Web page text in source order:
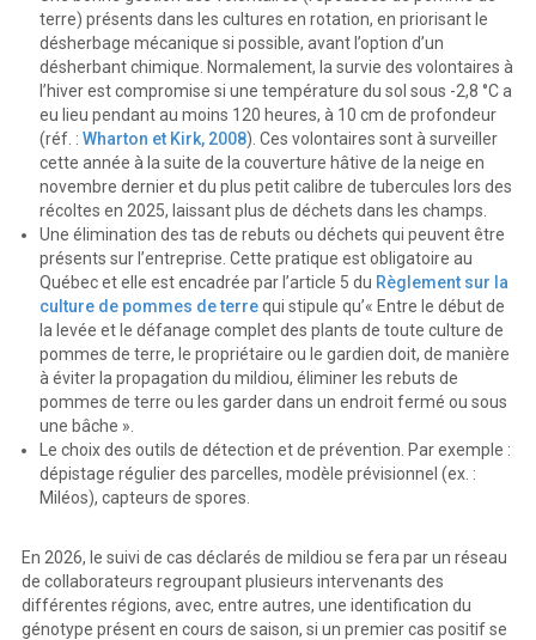
terre) présents dans les cultures en rotation, en priorisant le
désherbage mécanique si possible, avant l’option d’un
désherbant chimique. Normalement, la survie des volontaires à
l’hiver est compromise si une température du sol sous -2,8 °C a
eu lieu pendant au moins 120 heures, à 10 cm de profondeur
(réf. : Wharton et Kirk, 2008). Ces volontaires sont à surveiller
cette année à la suite de la couverture hâtive de la neige en
novembre dernier et du plus petit calibre de tubercules lors des
récoltes en 2025, laissant plus de déchets dans les champs.
Une élimination des tas de rebuts ou déchets qui peuvent être
présents sur l’entreprise. Cette pratique est obligatoire au
Québec et elle est encadrée par l’article 5 du Règlement sur la
culture de pommes de terrequi stipule qu’« Entre le début de
la levée et le défanage complet des plants de toute culture de
pommes de terre, le propriétaire ou le gardien doit, de manière
à éviter la propagation du mildiou, éliminer les rebuts de
pommes de terre ou les garder dans un endroit fermé ou sous
une bâche ».
Le choix des outils de détection et de prévention. Par exemple :
dépistage régulier des parcelles, modèle prévisionnel (ex. :
Miléos), capteurs de spores.
En 2026, le suivi de cas déclarés de mildiou se fera par un réseau
de collaborateurs regroupant plusieurs intervenants des
différentes régions, avec, entre autres, une identification du
génotype présent en cours de saison, si un premier cas positif se